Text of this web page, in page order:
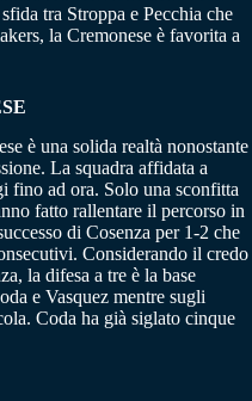
tra Stroppa e Pecchia che
la Cremonese è favorita a
è una solida realtà nonostante
La squadra affidata a
fino ad ora. Solo una sconfitta
fatto rallentare il percorso in
di Cosenza per 1-2 che
Considerando il credo
la difesa a tre è la base
e Vasquez mentre sugli
Coda ha già siglato cinque